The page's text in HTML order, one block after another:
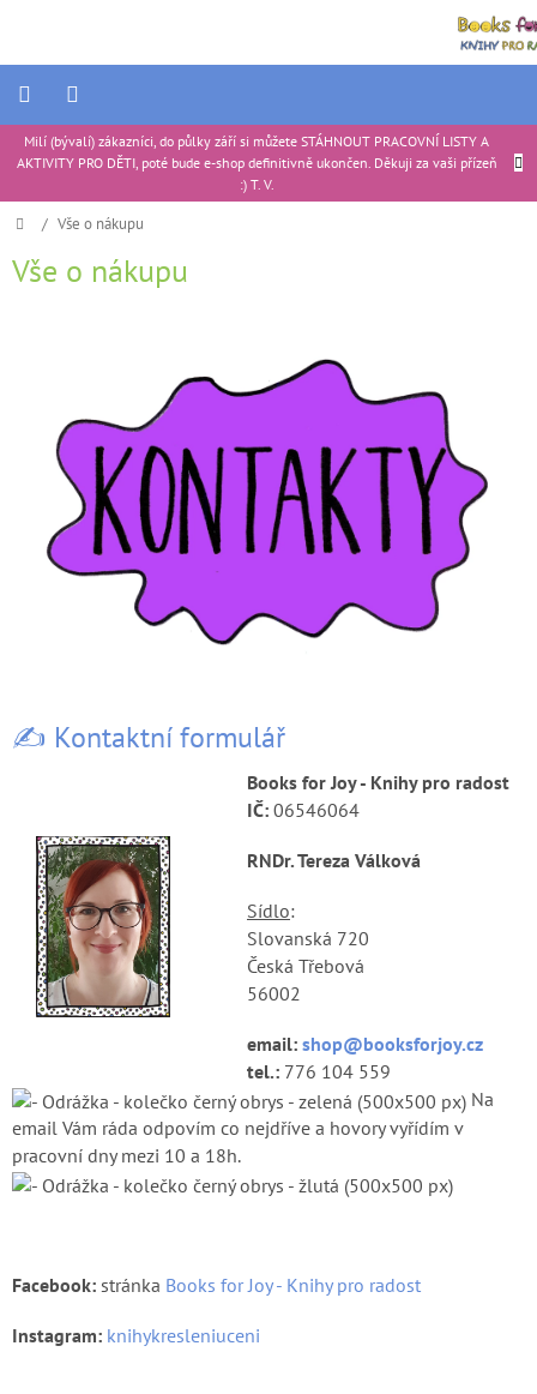
Milí (bývalí) zákazníci, do půlky září si můžete STÁHNOUT PRACOVNÍ LISTY A
AKTIVITY PRO DĚTI, poté bude e-shop definitivně ukončen. Děkuji za vaši přízeň
:) T. V.
Ukázkové
produkty
Portfolio
Tipy
na
Recenze
produktů
Blog
Domů
/ Vše o nákupu
Vše o nákupu
✍️ Kontaktní formulář
Books for Joy - Knihy pro radost
IČ: 06546064
RNDr. Tereza Válková
Sídlo:
Slovanská 720
Česká Třebová
56002
email: shop@booksforjoy.cz
tel.: 776 104 559
Na
email Vám ráda odpovím co nejdříve a hovory vyřídím v
pracovní dny mezi 10 a 18h.
Facebook: stránka Books for Joy - Knihy pro radost
Instagram: knihykresleniuceni